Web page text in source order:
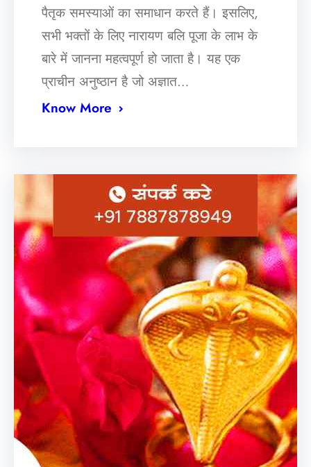
पैतृक समस्याओं का समाधान करते हैं। इसलिए,
सभी भक्तों के लिए नारायण बलि पूजा के लाभ के
बारे में जानना महत्वपूर्ण हो जाता है। यह एक
प्राचीन अनुष्ठान है जो अज्ञात…
Know More